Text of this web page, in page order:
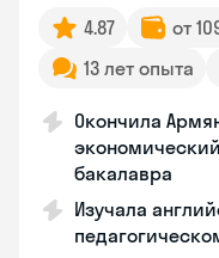
4.87
от
13 лет опыта
Окончила
бакалавра
Изучала